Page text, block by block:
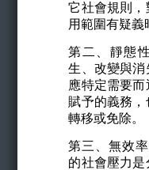
它社會規則
用範圍有疑義
第二、靜態
生、改變與消
應特定需要
賦予的義務
轉移或免除。
第三、無效
的社會壓力